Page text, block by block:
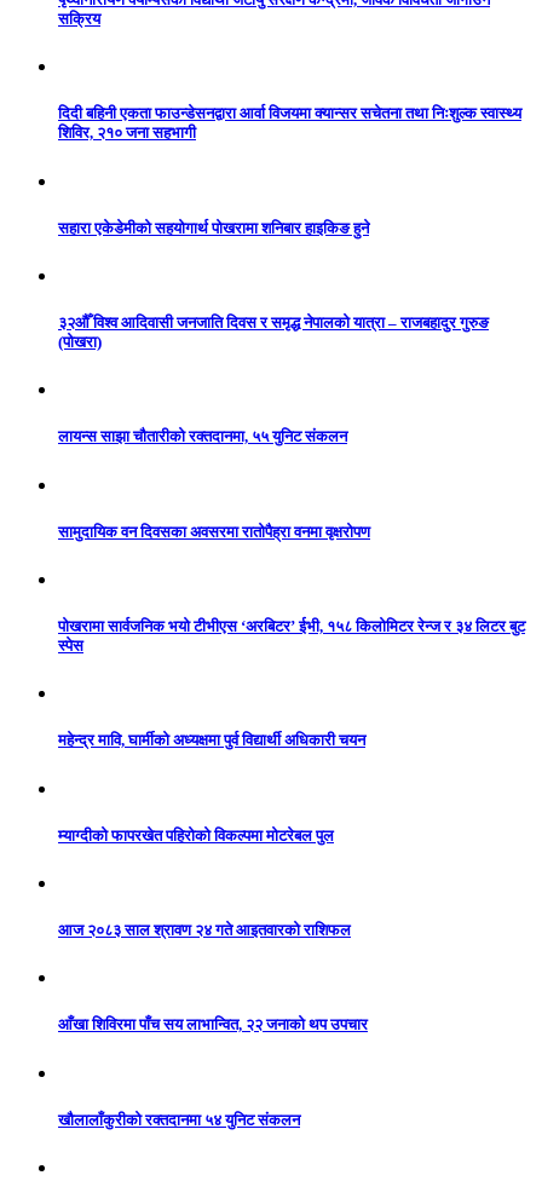
सक्रिय
दिदी बहिनी एकता फाउन्डेसनद्वारा आर्वा विजयमा क्यान्सर सचेतना तथा निःशुल्क स्वास्थ्य
शिविर, २१० जना सहभागी
सहारा एकेडेमीको सहयोगार्थ पोखरामा शनिबार हाइकिङ हुने
३२औँ विश्व आदिवासी जनजाति दिवस र समृद्ध नेपालको यात्रा – राजबहादुर गुरुङ
(पोखरा)
लायन्स साझा चौतारीको रक्तदानमा, ५५ युनिट संकलन
सामुदायिक वन दिवसका अवसरमा रातोपैह्रा वनमा वृक्षरोपण
पोखरामा सार्वजनिक भयो टीभीएस ‘अरबिटर’ ईभी, १५८ किलोमिटर रेन्ज र ३४ लिटर बुट
स्पेस
महेन्द्र मावि, घार्मीको अध्यक्षमा पुर्व विद्यार्थी अधिकारी चयन
म्याग्दीको फापरखेत पहिरोको विकल्पमा मोटरेबल पुल
आज २०८३ साल श्रावण २४ गते आइतवारको राशिफल
आँखा शिविरमा पाँच सय लाभान्वित, २२ जनाको थप उपचार
खौलालाँकुरीको रक्तदानमा ५४ युनिट संकलन